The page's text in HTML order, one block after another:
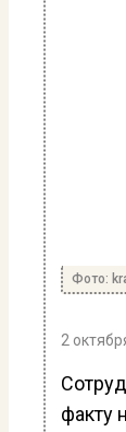
Фото:
2
факту